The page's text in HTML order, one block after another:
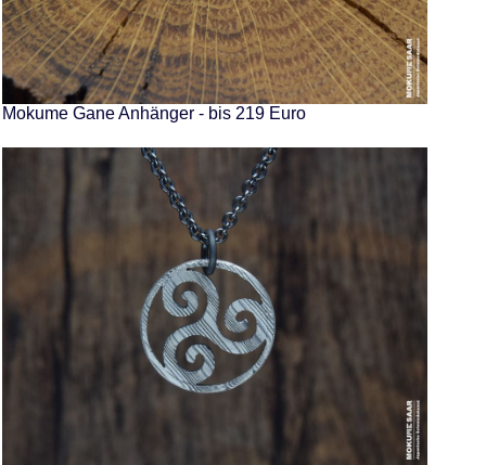
Mokume Gane Anhänger - bis 219 Euro